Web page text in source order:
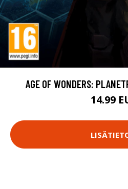
AGE OF WONDERS:
14.99